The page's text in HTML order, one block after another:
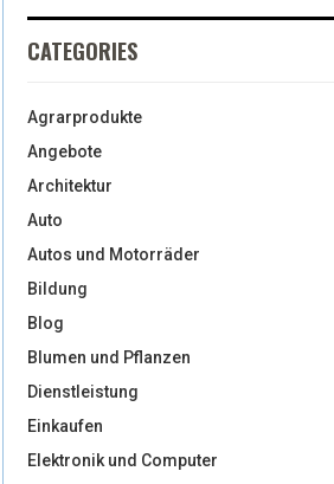
CATEGORIES
Agrarprodukte
Angebote
Architektur
Auto
Autos und Motorräder
Bildung
Blog
Blumen und Pflanzen
Dienstleistung
Einkaufen
Elektronik und Computer